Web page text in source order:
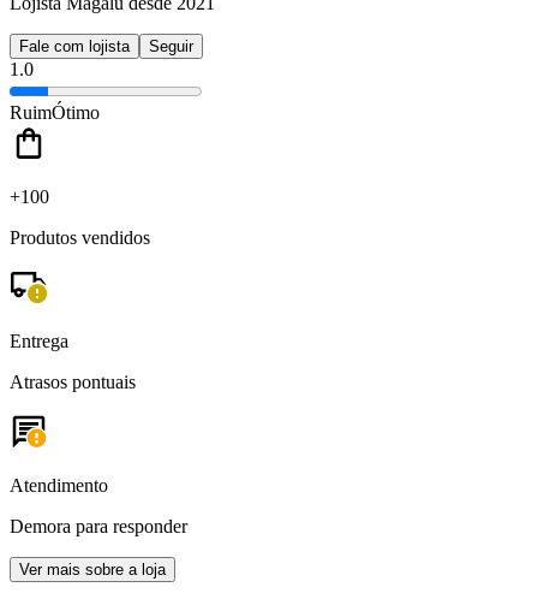
Fale com lojista Seguir
1.0
RuimÓtimo
+100
Produtos vendidos
Entrega
Atrasos pontuais
Atendimento
Demora para responder
Ver mais sobre a loja